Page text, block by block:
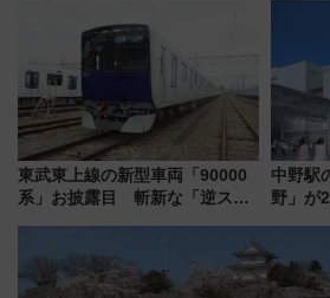
イダ
沢へ
東武東上線の新型車両「90000
系」お披露目 斬新な「逆スラ
ーは9月
中野駅
野」が